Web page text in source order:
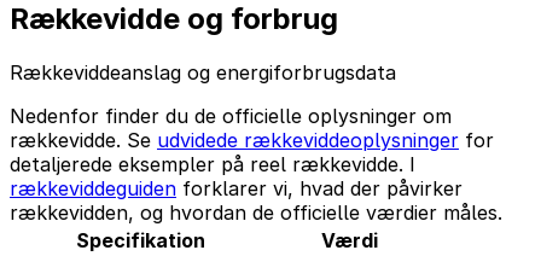
Rækkevidde og forbrug
Rækkeviddeanslag og energiforbrugsdata
Nedenfor finder du de officielle oplysninger om
rækkevidde. Se udvidede rækkeviddeoplysninger for
detaljerede eksempler på reel rækkevidde. I
rækkeviddeguiden forklarer vi, hvad der påvirker
rækkevidden, og hvordan de officielle værdier måles.
Specifikation
Værdi